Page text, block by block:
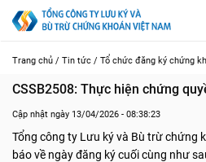
Trang chủ / Tin tức / Tổ chức đăng ký chứng
CSSB2508: Thực hiện chứng
Cập nhật ngày 13/04/2026 - 08:38:23
Tổng công ty Lưu ký và Bù trừ chứng
báo về ngày đăng ký cuối cùng như